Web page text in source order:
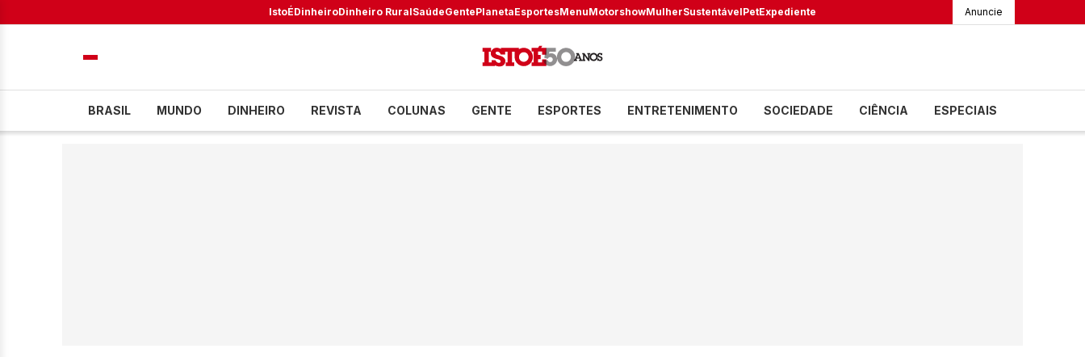
IstoÉDinheiroDinheiro RuralSaúdeGentePlanetaEsportesMenuMotorshowMulherSustentávelPetExpediente Anuncie
BRASIL MUNDO DINHEIRO REVISTA COLUNAS GENTE ESPORTES ENTRETENIMENTO SOCIEDADE CIÊNCIA ESPECIAIS